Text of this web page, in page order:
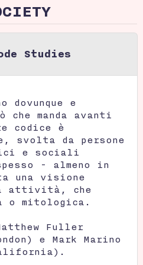
Studies
dovunque e
che manda avanti
codice è
svolta da persone
e sociali
- almeno in
una visione
attività, che
o mitologica.
Fuller
e Mark Marino